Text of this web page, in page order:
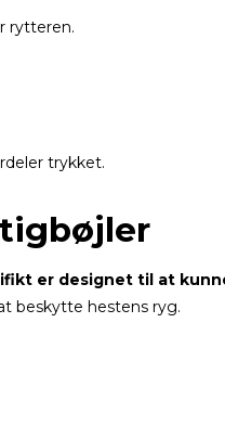
rytteren.
trykket.
er designet til at
beskytte hestens ryg.